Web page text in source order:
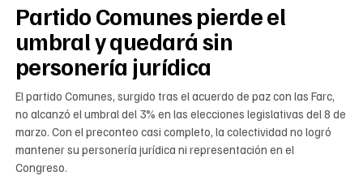
Partido Comunes pierde el
umbral y quedará sin
personería jurídica
El partido Comunes, surgido tras el acuerdo de paz con las Farc,
no alcanzó el umbral del 3% en las elecciones legislativas del 8 de
marzo. Con el preconteo casi completo, la colectividad no logró
mantener su personería jurídica ni representación en el
Congreso.